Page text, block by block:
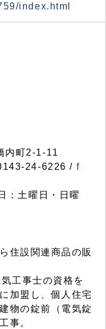
index.html
内町2-1-11
24-6226 / f
：土曜日・日曜
住設関連商品の販
工事士の資格を
加盟し、個人住宅
物の錠前（電気錠
事。